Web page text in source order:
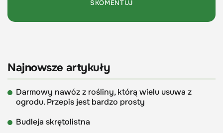
Najnowsze artykuły
Darmowy nawóz z rośliny, którą wielu usuwa z
ogrodu. Przepis jest bardzo prosty
Budleja skrętolistna